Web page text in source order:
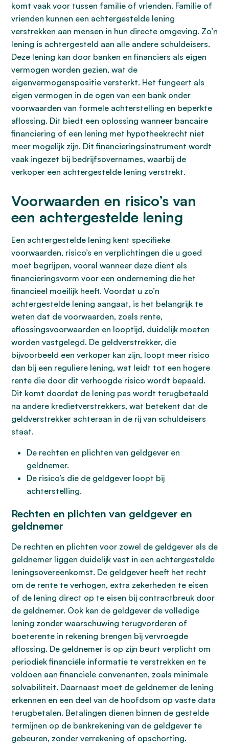
komt vaak voor tussen familie of vrienden. Familie of
vrienden kunnen een achtergestelde lening
verstrekken aan mensen in hun directe omgeving. Zo’n
lening is achtergesteld aan alle andere schuldeisers.
Deze lening kan door banken en financiers als eigen
vermogen worden gezien, wat de
eigenvermogenspositie versterkt. Het fungeert als
eigen vermogen in de ogen van een bank onder
voorwaarden van formele achterstelling en beperkte
aflossing. Dit biedt een oplossing wanneer bancaire
financiering of een lening met hypotheekrecht niet
meer mogelijk zijn. Dit financieringsinstrument wordt
vaak ingezet bij bedrijfsovernames, waarbij de
verkoper een achtergestelde lening verstrekt.
Voorwaarden en risico’s van
een achtergestelde lening
Een achtergestelde lening kent specifieke
voorwaarden, risico’s en verplichtingen die u goed
moet begrijpen, vooral wanneer deze dient als
financieringsvorm voor een onderneming die het
financieel moeilijk heeft. Voordat u zo’n
achtergestelde lening aangaat, is het belangrijk te
weten dat de voorwaarden, zoals rente,
aflossingsvoorwaarden en looptijd, duidelijk moeten
worden vastgelegd. De geldverstrekker, die
bijvoorbeeld een verkoper kan zijn, loopt meer risico
dan bij een reguliere lening, wat leidt tot een hogere
rente die door dit verhoogde risico wordt bepaald.
Dit komt doordat de lening pas wordt terugbetaald
na andere kredietverstrekkers, wat betekent dat de
geldverstrekker achteraan in de rij van schuldeisers
staat.
De rechten en plichten van geldgever en
geldnemer.
De risico’s die de geldgever loopt bij
achterstelling.
Rechten en plichten van geldgever en
geldnemer
De rechten en plichten voor zowel de geldgever als de
geldnemer liggen duidelijk vast in een achtergestelde
leningsovereenkomst. De geldgever heeft het recht
om de rente te verhogen, extra zekerheden te eisen
of de lening direct op te eisen bij contractbreuk door
de geldnemer. Ook kan de geldgever de volledige
lening zonder waarschuwing terugvorderen of
boeterente in rekening brengen bij vervroegde
aflossing. De geldnemer is op zijn beurt verplicht om
periodiek financiële informatie te verstrekken en te
voldoen aan financiële convenanten, zoals minimale
solvabiliteit. Daarnaast moet de geldnemer de lening
erkennen en een deel van de hoofdsom op vaste data
terugbetalen. Betalingen dienen binnen de gestelde
termijnen op de bankrekening van de geldgever te
gebeuren, zonder verrekening of opschorting.